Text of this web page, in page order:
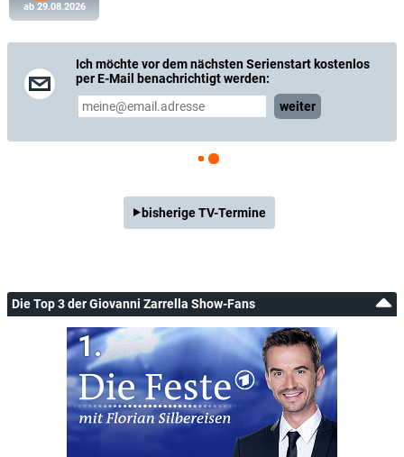
ab 29.08.2026
Ich möchte vor dem nächsten Serienstart kostenlos
per E-Mail benachrichtigt werden:
weiter
bisherige TV-Termine
Die Top 3 der Giovanni Zarrella Show-Fans